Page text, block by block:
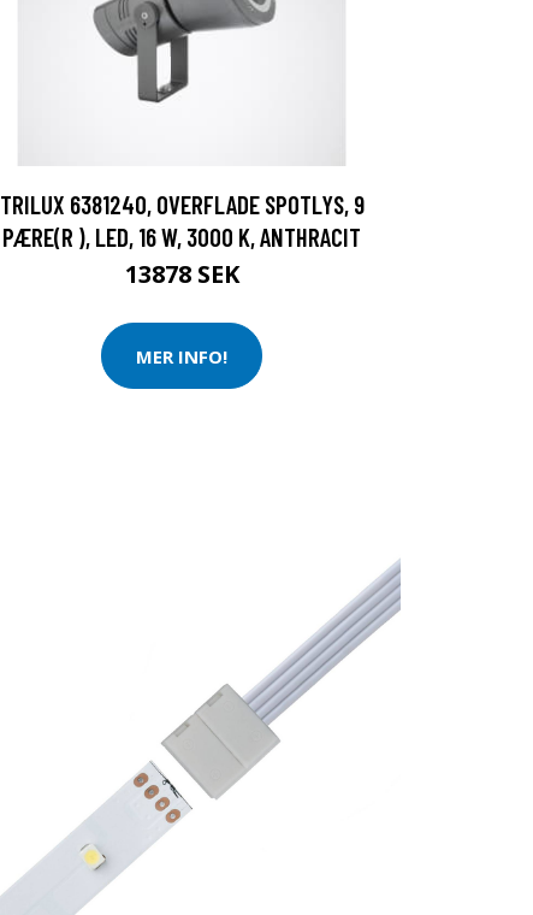
TRILUX 6381240, OVERFLADE SPOTLYS, 9
PÆRE(R ), LED, 16 W, 3000 K, ANTHRACIT
13878 SEK
MER INFO!